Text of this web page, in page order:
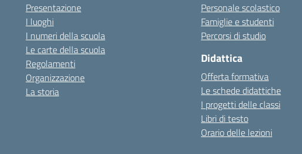
Presentazione
I luoghi
I numeri della scuola
Le carte della scuola
Regolamenti
Organizzazione
La storia
Personale scolastico
Famiglie e studenti
Percorsi di studio
Didattica
Offerta formativa
Le schede didattiche
I progetti delle classi
Libri di testo
Orario delle lezioni